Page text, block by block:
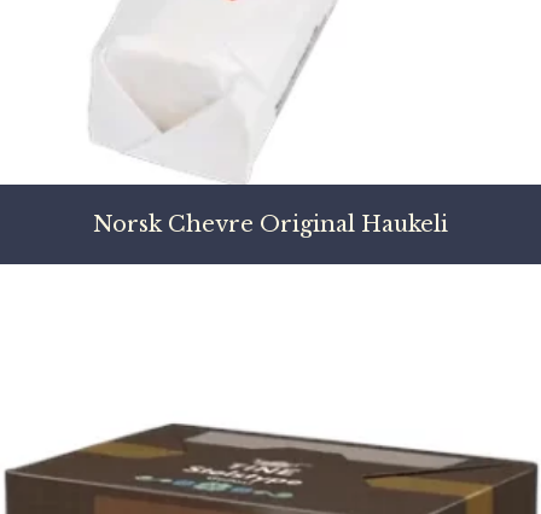
Norsk Chevre Original Haukeli